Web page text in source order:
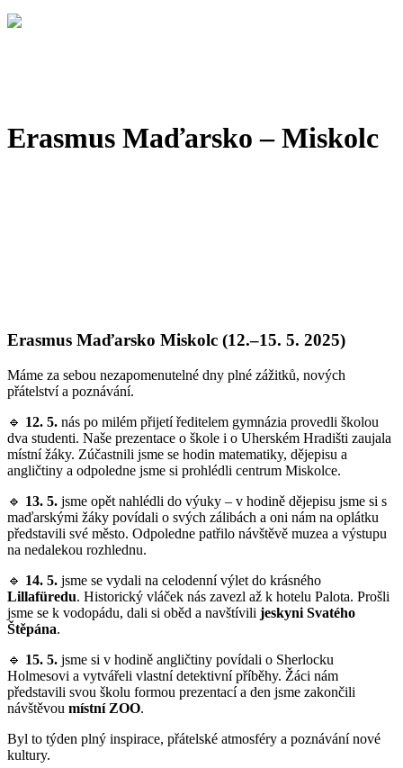
Erasmus Maďarsko – Miskolc
Erasmus Maďarsko Miskolc (12.–15. 5. 2025)
Máme za sebou nezapomenutelné dny plné zážitků, nových
přátelství a poznávání.
🔹 12. 5. nás po milém přijetí ředitelem gymnázia provedli školou
dva studenti. Naše prezentace o škole i o Uherském Hradišti zaujala
místní žáky. Zúčastnili jsme se hodin matematiky, dějepisu a
angličtiny a odpoledne jsme si prohlédli centrum Miskolce.
🔹 13. 5. jsme opět nahlédli do výuky – v hodině dějepisu jsme si s
maďarskými žáky povídali o svých zálibách a oni nám na oplátku
představili své město. Odpoledne patřilo návštěvě muzea a výstupu
na nedalekou rozhlednu.
🔹 14. 5. jsme se vydali na celodenní výlet do krásného
Lillafüredu. Historický vláček nás zavezl až k hotelu Palota. Prošli
jsme se k vodopádu, dali si oběd a navštívili jeskyni Svatého
Štěpána.
🔹 15. 5. jsme si v hodině angličtiny povídali o Sherlocku
Holmesovi a vytvářeli vlastní detektivní příběhy. Žáci nám
představili svou školu formou prezentací a den jsme zakončili
návštěvou místní ZOO.
Byl to týden plný inspirace, přátelské atmosféry a poznávání nové
kultury.